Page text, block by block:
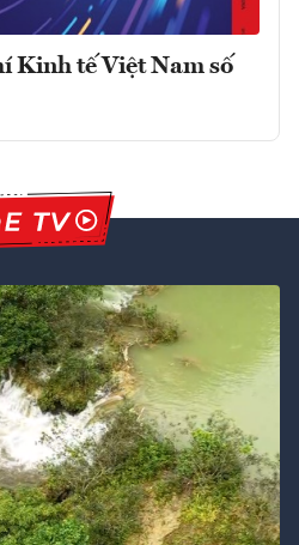
Kinh tế Việt Nam số